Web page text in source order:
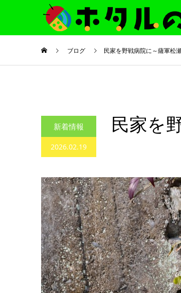
ブログ 民家を野戦病院に～薩軍松
新着情報
2026.02.19
民家を